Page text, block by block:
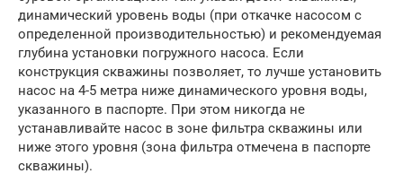
динамический уровень воды (при откачке насосом с
определенной производительностью) и рекомендуемая
глубина установки погружного насоса. Если
конструкция скважины позволяет, то лучше установить
насос на 4-5 метра ниже динамического уровня воды,
указанного в паспорте. При этом никогда не
устанавливайте насос в зоне фильтра скважины или
ниже этого уровня (зона фильтра отмечена в паспорте
скважины).